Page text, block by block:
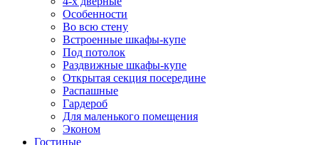
Особенности
Во всю стену
Встроенные шкафы-купе
Под потолок
Раздвижные шкафы-купе
Открытая секция посередине
Распашные
Гардероб
Для маленького помещения
Эконом
Гостиные